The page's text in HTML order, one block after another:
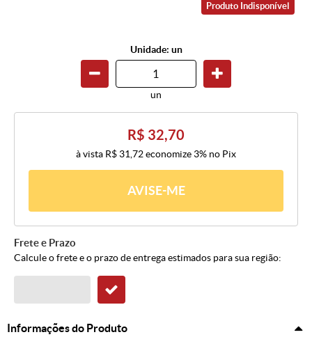
Produto Indisponível
Unidade: un
un
R$ 32,70
à vista R$ 31,72economize 3% no Pix
AVISE-ME
Frete e Prazo
Calcule o frete e o prazo de entrega estimados para sua região:
Informações do Produto